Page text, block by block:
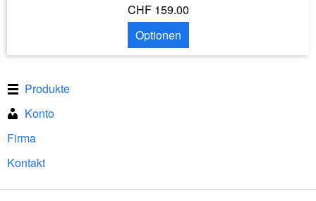
CHF 159.00
Optionen
Produkte
Konto
Firma
Kontakt